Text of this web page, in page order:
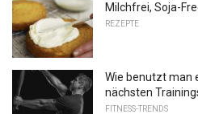
Milchfrei, Soja-
REZEPTE
Wie benutzt man
nächsten
FITNESS-TRENDS